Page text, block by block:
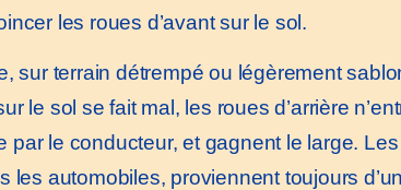
les roues d’avant sur le sol.
sur terrain détrempé ou légèrement
le sol se fait mal, les roues d’arrière
par le conducteur, et gagnent le large.
les automobiles, proviennent toujours